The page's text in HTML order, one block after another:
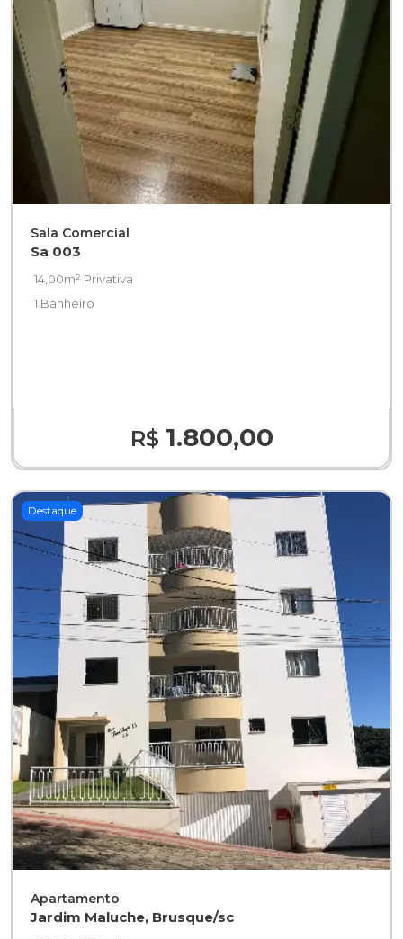
Sala Comercial
Sa 003
14,00m² Privativa
1 Banheiro
R$ 1.800,00
Destaque
Apartamento
Jardim Maluche, Brusque/sc